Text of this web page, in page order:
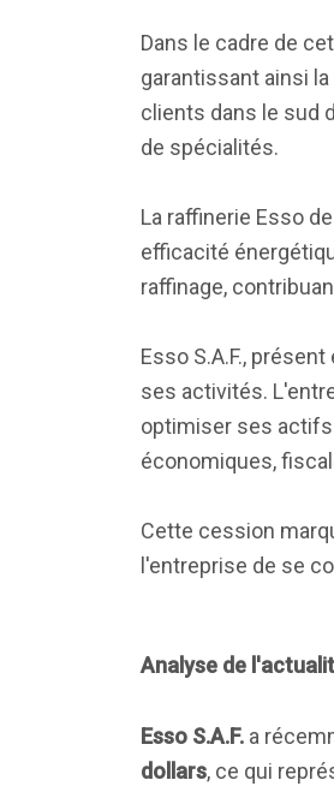
Dans le cadre de
garantissant ainsi
clients dans le sud
de spécialités.
La raffinerie Esso
efficacité
raffinage,
Esso S.A.F.,
ses activités.
optimiser ses
économiques,
Cette cession
l'entreprise de se
Analyse de
Esso S.A.F. a
dollars, ce qui